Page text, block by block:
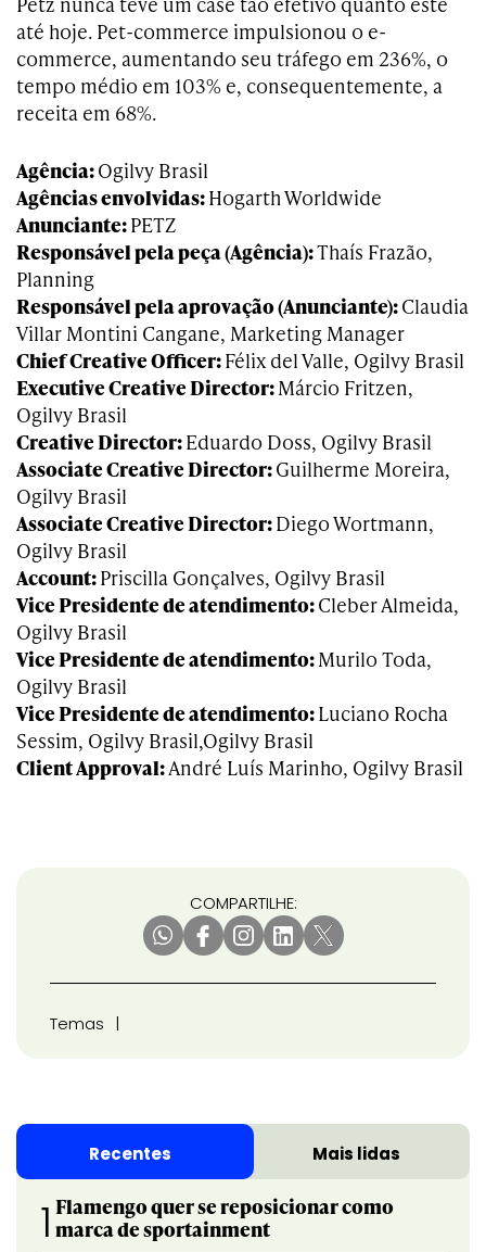
até hoje. Pet-commerce impulsionou o e-
commerce, aumentando seu tráfego em 236%, o
tempo médio em 103% e, consequentemente, a
receita em 68%.
Agência:Ogilvy Brasil
Agências envolvidas:Hogarth Worldwide
Anunciante:PETZ
Responsável pela peça (Agência):Thaís Frazão,
Planning
Responsável pela aprovação (Anunciante):Claudia
Villar Montini Cangane, Marketing Manager
Chief Creative Officer:Félix del Valle, Ogilvy Brasil
Executive Creative Director:Márcio Fritzen,
Ogilvy Brasil
Creative Director:Eduardo Doss, Ogilvy Brasil
Associate Creative Director:Guilherme Moreira,
Ogilvy Brasil
Associate Creative Director:Diego Wortmann,
Ogilvy Brasil
Account:Priscilla Gonçalves, Ogilvy Brasil
Vice Presidente de atendimento:Cleber Almeida,
Ogilvy Brasil
Vice Presidente de atendimento:Murilo Toda,
Ogilvy Brasil
Vice Presidente de atendimento:Luciano Rocha
Sessim, Ogilvy Brasil,Ogilvy Brasil
Client Approval:André Luís Marinho, Ogilvy Brasil
COMPARTILHE:
Temas
Recentes Mais lidas
1 Flamengo quer se reposicionar como
marca de sportainment